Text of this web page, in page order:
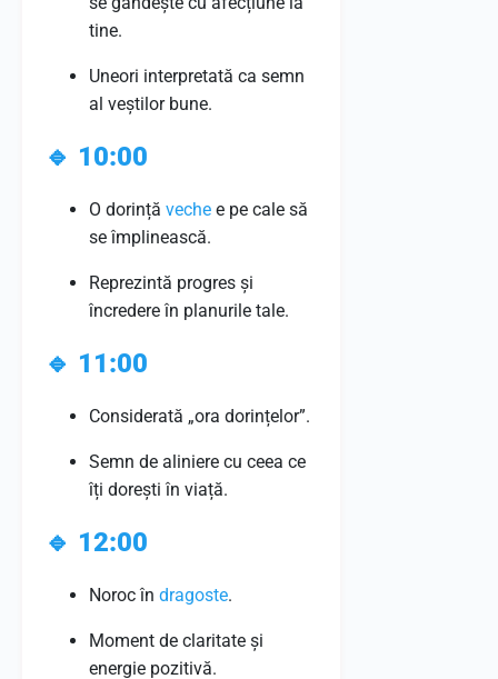
tine.
Uneori interpretată ca semn
al veștilor bune.
🔹 10:00
O dorință veche e pe cale să
se împlinească.
Reprezintă progres și
încredere în planurile tale.
🔹 11:00
Considerată „ora dorințelor”.
Semn de aliniere cu ceea ce
îți dorești în viață.
🔹 12:00
Noroc în dragoste.
Moment de claritate și
energie pozitivă.